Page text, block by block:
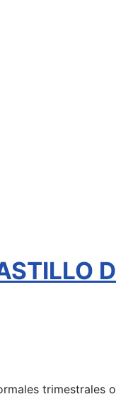
trimestrales